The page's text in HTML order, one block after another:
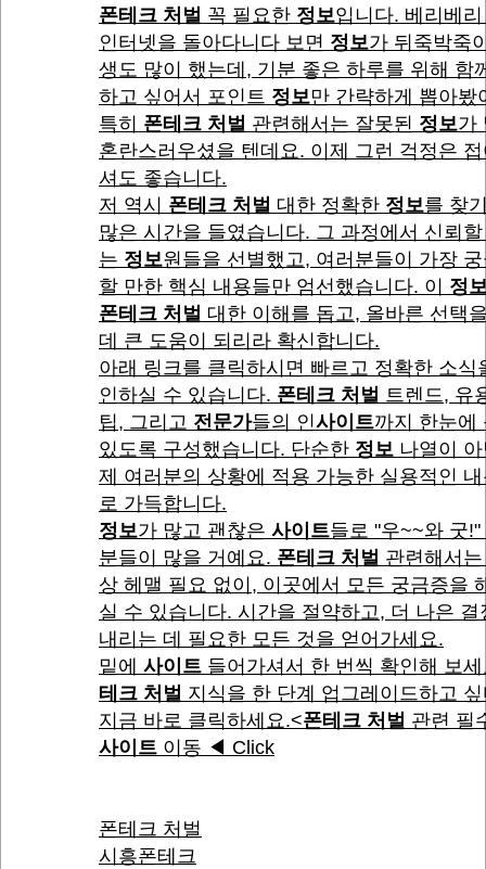
폰테크 처벌 꼭 필요한 정보입니다. 베리베
인터넷을 돌아다니다 보면 정보가 뒤죽박죽
생도 많이 했는데, 기분 좋은 하루를 위해 함
하고 싶어서 포인트 정보만 간략하게 뽑아봤
특히 폰테크 처벌 관련해서는 잘못된 정보가
혼란스러우셨을 텐데요. 이제 그런 걱정은
셔도 좋습니다.
저 역시 폰테크 처벌 대한 정확한 정보를 찾
많은 시간을 들였습니다. 그 과정에서 신뢰
는 정보원들을 선별했고, 여러분들이 가장
할 만한 핵심 내용들만 엄선했습니다. 이 정
폰테크 처벌 대한 이해를 돕고, 올바른 선택
데 큰 도움이 되리라 확신합니다.
아래 링크를 클릭하시면 빠르고 정확한 소식
인하실 수 있습니다. 폰테크 처벌 트렌드, 유
팁, 그리고 전문가들의 인사이트까지 한눈에
있도록 구성했습니다. 단순한 정보 나열이
제 여러분의 상황에 적용 가능한 실용적인
로 가득합니다.
정보가 많고 괜찮은 사이트들로 "우~~와 굿!"
분들이 많을 거예요. 폰테크 처벌 관련해서
상 헤맬 필요 없이, 이곳에서 모든 궁금증을
실 수 있습니다. 시간을 절약하고, 더 나은 결
내리는 데 필요한 모든 것을 얻어가세요.
밑에 사이트 들어가셔서 한 번씩 확인해 보
테크 처벌 지식을 한 단계 업그레이드하고
지금 바로 클릭하세요.<폰테크 처벌 관련 필
사이트 이동 ◀ Click
폰테크 처벌
시흥폰테크